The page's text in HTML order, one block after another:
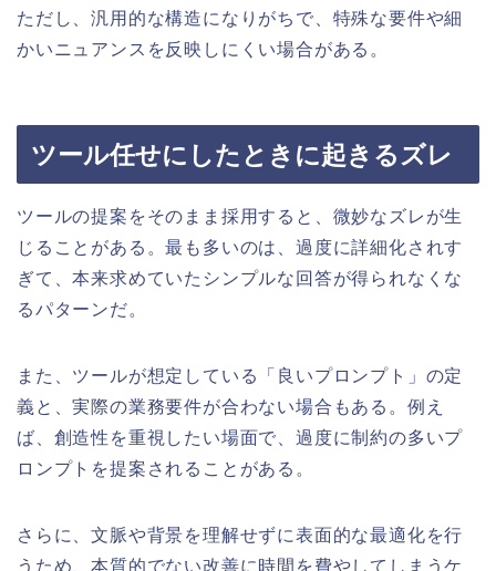
ただし、汎用的な構造になりがちで、特殊な要件や細
かいニュアンスを反映しにくい場合がある。
ツール任せにしたときに起きるズレ
ツールの提案をそのまま採用すると、微妙なズレが生
じることがある。最も多いのは、過度に詳細化されす
ぎて、本来求めていたシンプルな回答が得られなくな
るパターンだ。
また、ツールが想定している「良いプロンプト」の定
義と、実際の業務要件が合わない場合もある。例え
ば、創造性を重視したい場面で、過度に制約の多いプ
ロンプトを提案されることがある。
さらに、文脈や背景を理解せずに表面的な最適化を行
うため、本質的でない改善に時間を費やしてしまうケ